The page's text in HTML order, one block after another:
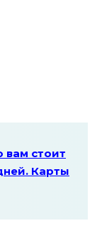
вам стоит
Карты